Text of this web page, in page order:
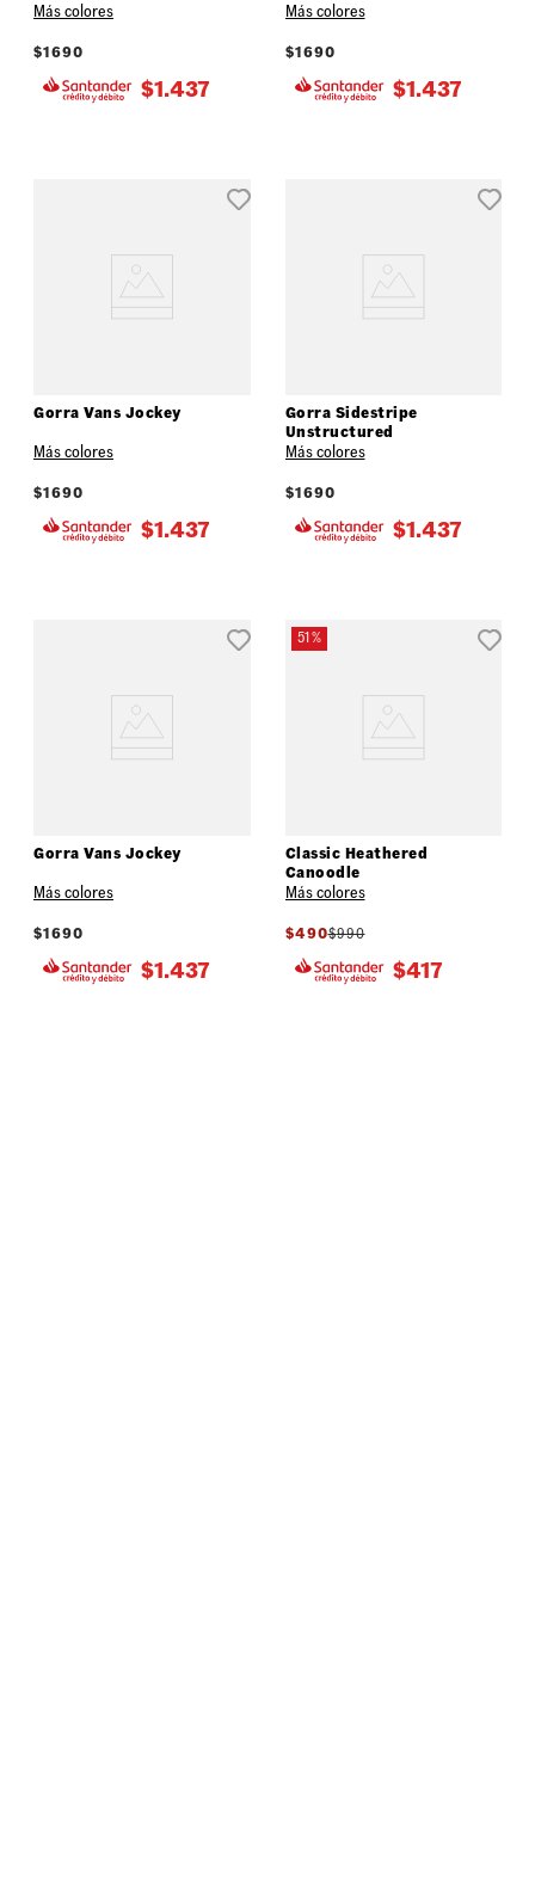
Más colores
$1690
$1.437
Más colores
$1690
$1.437
Gorra Vans Jockey
Más colores
$1690
$1.437
Gorra Sidestripe
Unstructured
Más colores
$1690
$1.437
Gorra Vans Jockey
Más colores
$1690
$1.437
51 %
Classic Heathered
Canoodle
Más colores
$490$990
$417